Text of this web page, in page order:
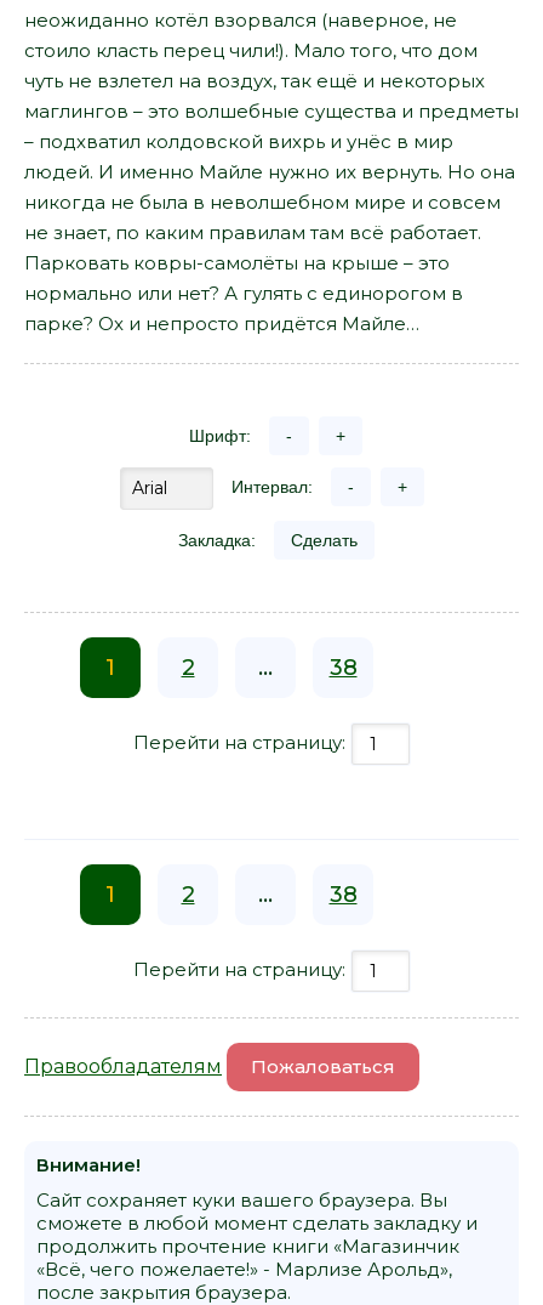
неожиданно котёл взорвался (наверное, не
стоило класть перец чили!). Мало того, что дом
чуть не взлетел на воздух, так ещё и некоторых
маглингов – это волшебные существа и предметы
– подхватил колдовской вихрь и унёс в мир
людей. И именно Майле нужно их вернуть. Но она
никогда не была в неволшебном мире и совсем
не знает, по каким правилам там всё работает.
Парковать ковры-самолёты на крыше – это
нормально или нет? А гулять с единорогом в
парке? Ох и непросто придётся Майле…
Шрифт: - +
Интервал: - +
Закладка: Сделать
1 2 ... 38
Перейти на страницу:
1 2 ... 38
Перейти на страницу:
Правообладателям Пожаловаться
Внимание!
Сайт сохраняет куки вашего браузера. Вы
сможете в любой момент сделать закладку и
продолжить прочтение книги «Магазинчик
«Всё, чего пожелаете!» - Марлизе Арольд»,
после закрытия браузера.